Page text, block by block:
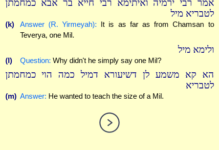
אמר רבי ירמיה ואיתימא רבי חייא בר אבא כמחמתן
לטבריא מיל
(k) Answer (R. Yirmeyah): It is as far as from Chamsan to
Teverya, one Mil.
ולימא מיל
(l) Question: Why didn't he simply say one Mil?
הא קא משמע לן דשיעורא דמיל כמה הוי כמחמתן
לטבריא
(m) Answer: He wanted to teach the size of a Mil.